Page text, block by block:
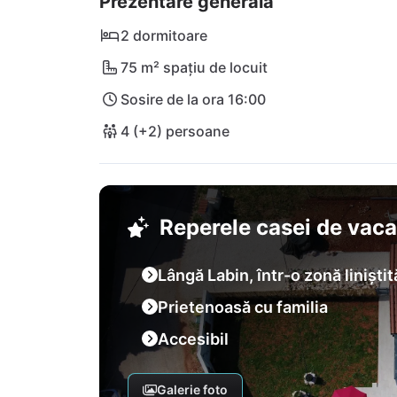
ușor accesibile și vă invită la excitante
Kamenjak și Parcul Natural Učka - fiecare
2 dormitoare
75 m² spațiu de locuit
Sosire de la ora 16:00
4 (+2) persoane
Reperele casei de
Lângă Labin, într-o zonă
Prietenoasă cu familia
Accesibil
Galerie foto